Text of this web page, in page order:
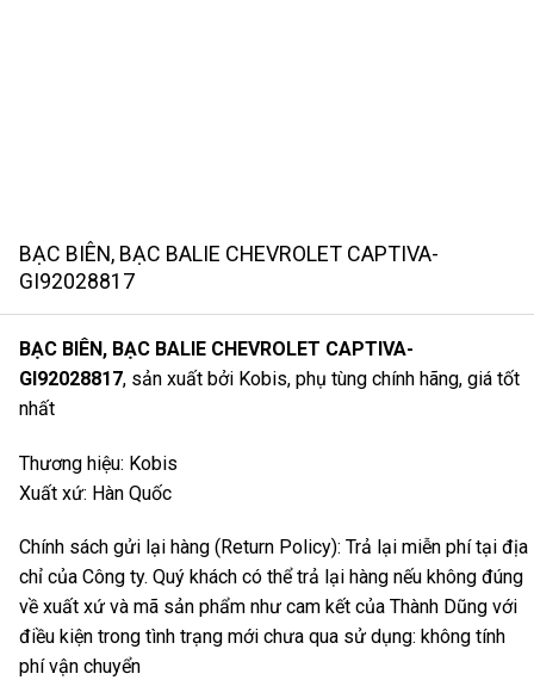
BẠC BIÊN, BẠC BALIE CHEVROLET CAPTIVA-
GI92028817
BẠC BIÊN, BẠC BALIE CHEVROLET CAPTIVA-
GI92028817, sản xuất bởi Kobis, phụ tùng chính hãng, giá tốt
nhất
Thương hiệu: Kobis
Xuất xứ: Hàn Quốc
Chính sách gửi lại hàng (Return Policy): Trả lại miễn phí tại địa
chỉ của Công ty. Quý khách có thể trả lại hàng nếu không đúng
về xuất xứ và mã sản phẩm như cam kết của Thành Dũng với
điều kiện trong tình trạng mới chưa qua sử dụng: không tính
phí vận chuyển